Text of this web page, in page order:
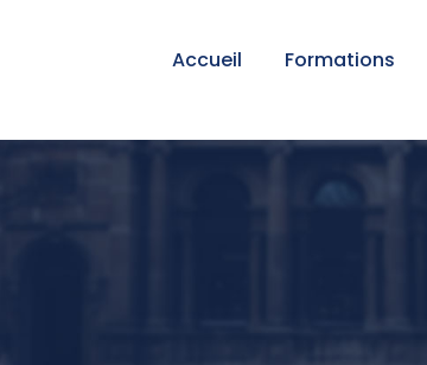
Accueil Formations